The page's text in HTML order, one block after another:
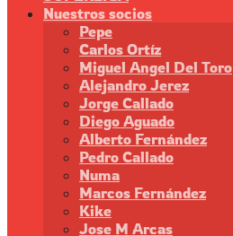
Nuestros socios
Pepe
Carlos Ortíz
Miguel Angel Del Toro
Alejandro Jerez
Jorge Callado
Diego Aguado
Alberto Fernández
Pedro Callado
Numa
Marcos Fernández
Kike
Jose M Arcas